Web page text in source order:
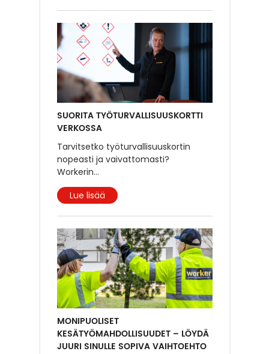
SUORITA TYÖTURVALLISUUSKORTTI
VERKOSSA
Tarvitsetko työturvallisuuskortin
nopeasti ja vaivattomasti?
Workerin...
Lue lisää
MONIPUOLISET
KESÄTYÖMAHDOLLISUUDET – LÖYDÄ
JUURI SINULLE SOPIVA VAIHTOEHTO